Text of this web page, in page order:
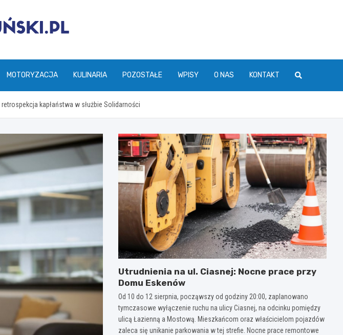
MOTORYZACJA KULINARIA POZOSTAŁE WPISY O NAS KONTAKT
kapłaństwa w służbie Solidarności
Utrudnienia na ul. Ciasnej: Nocne prace przy
Domu Eskenów
Od 10 do 12 sierpnia, począwszy od godziny 20:00, zaplanowano
tymczasowe wyłączenie ruchu na ulicy Ciasnej, na odcinku pomiędzy
ulicą Łazienną a Mostową. Mieszkańcom oraz właścicielom pojazdów
zaleca się unikanie parkowania w tej strefie. Nocne prace remontowe